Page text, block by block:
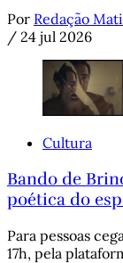
Por Redação
/ 24 jul 2026
Cultura
Bando de
poética do
Para pessoas
17h, pela